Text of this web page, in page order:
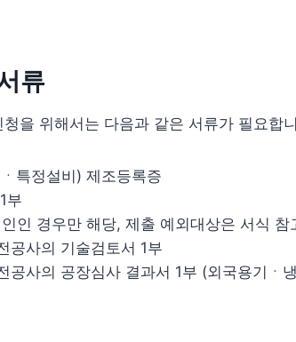
류
을 위해서는 다음과 같은 서류가 필요합
특정설비) 제조등록증
부
인 경우만 해당, 제출 예외대상은 서식 참
공사의 기술검토서 1부
공사의 공장심사 결과서 1부 (외국용기ㆍ